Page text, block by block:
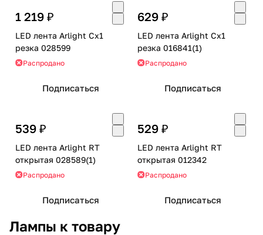
1 219 ₽
LED лента Arlight Cx1
резка 028599
Распродано
Подписаться
629 ₽
LED лента Arlight Cx1
резка 016841(1)
Распродано
Подписаться
539 ₽
LED лента Arlight RT
открытая 028589(1)
Распродано
Подписаться
529 ₽
LED лента Arlight RT
открытая 012342
Распродано
Подписаться
Лампы к товару